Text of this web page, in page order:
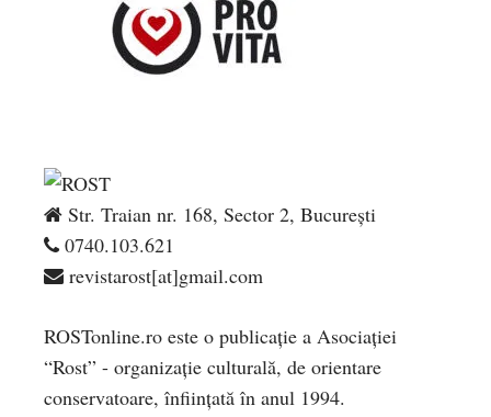
Str. Traian nr. 168, Sector 2, București
0740.103.621
revistarost[at]gmail.com
ROSTonline.ro este o publicaţie a Asociaţiei
“Rost” - organizaţie culturală, de orientare
conservatoare, înfiinţată în anul 1994.